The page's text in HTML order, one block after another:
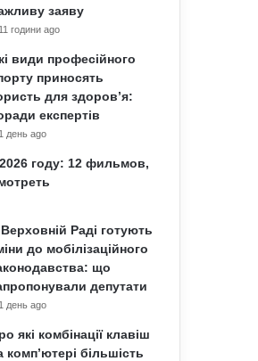
заяву
11 години ago
види професійного
приносять
для здоров’я:
експертів
1 день ago
году: 12 фильмов,
Раді готують
до мобілізаційного
що
депутати
1 день ago
які комбінації клавіш
комп’ютері більшість